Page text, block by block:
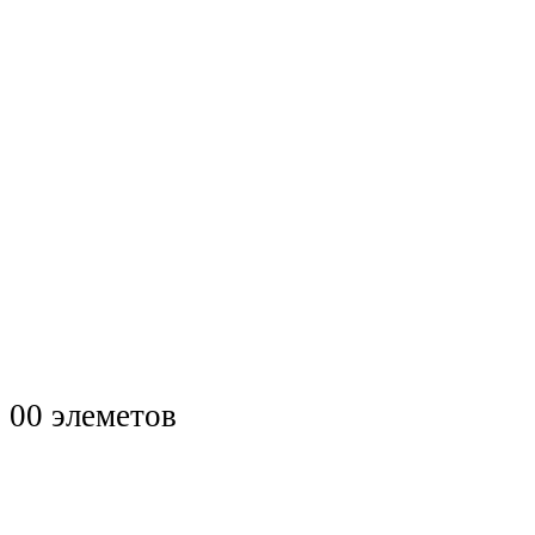
00 элеметов